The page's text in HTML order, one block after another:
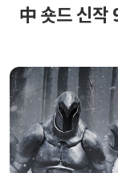
中 숏드 신작